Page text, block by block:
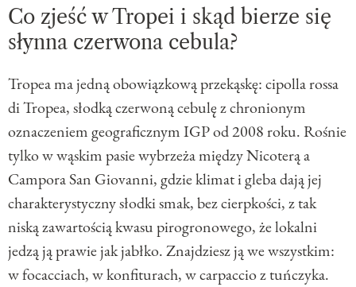
Co zjeść w Tropei i skąd bierze się
słynna czerwona cebula?
Tropea ma jedną obowiązkową przekąskę: cipolla rossa
di Tropea, słodką czerwoną cebulę z chronionym
oznaczeniem geograficznym IGP od 2008 roku. Rośnie
tylko w wąskim pasie wybrzeża między Nicoterą a
Campora San Giovanni, gdzie klimat i gleba dają jej
charakterystyczny słodki smak, bez cierpkości, z tak
niską zawartością kwasu pirogronowego, że lokalni
jedzą ją prawie jak jabłko. Znajdziesz ją we wszystkim:
w focacciach, w konfiturach, w carpaccio z tuńczyka.